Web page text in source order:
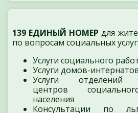
139 ЕДИНЫЙ НОМЕР для
по вопросам социальных услуг:
Услуги социального
Услуги домов-
Услуги отделений
центров
населения
Консультации по